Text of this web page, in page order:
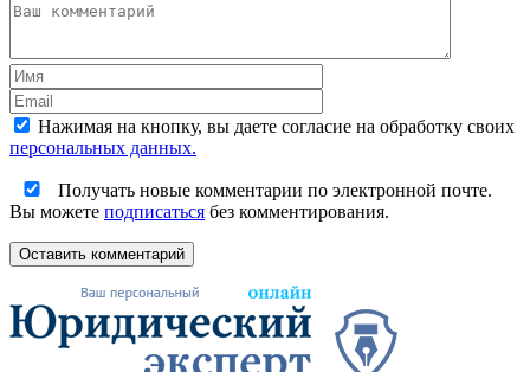
Нажимая на кнопку, вы даете согласие на обработку своих
персональных данных.
Получать новые комментарии по электронной почте.
Вы можете подписаться без комментирования.
Оставить комментарий